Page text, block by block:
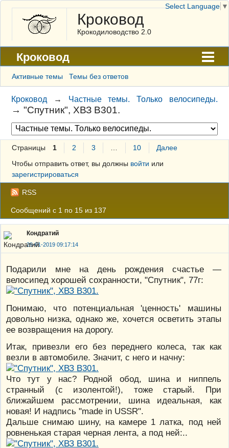
Кроковод
Крокодиловодство 2.0
Кроковод
Форум
Архив
ГАЛЕРЕЯ
Правила
Поиск
Регистрация
Вход
Активные темы Темы без ответов
Кроковод → Частные темы. Только велосипеды.
→"Спутник", ХВЗ В301.
Страницы 1 2 3 10
Далее
Чтобы отправить ответ, вы должны войти или
зарегистрироваться
RSS
Сообщений с 1 по 15 из 137
Кондратий
29-01-2019 09:17:14
Подарили мне на день рождения счастье —
велосипед хорошей сохранности, "Спутник", 77г:
Понимаю, что потенциальная 'ценность' машины
довольно низка, однако же, хочется осветить этапы
ее возвращения на дорогу.
Итак, привезли его без переднего колеса, так как
везли в автомобиле. Значит, с него и начну:
Что тут у нас? Родной обод, шина и ниппель
странный (с изолентой!), тоже старый. При
ближайшем рассмотрении, шина идеальная, как
новая! И надпись "made in USSR".
Дальше снимаю шину, на камере 1 латка, под ней
ровненькая старая черная лента, а под ней:..
Select Language ▼